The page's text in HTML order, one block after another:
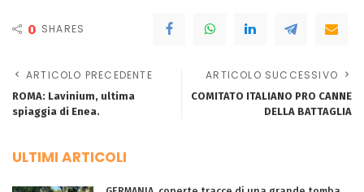
0 SHARES
ARTICOLO PRECEDENTE
ROMA: Lavinium, ultima
spiaggia di Enea.
ARTICOLO SUCCESSIVO
COMITATO ITALIANO PRO CANNE
DELLA BATTAGLIA
ULTIMI ARTICOLI